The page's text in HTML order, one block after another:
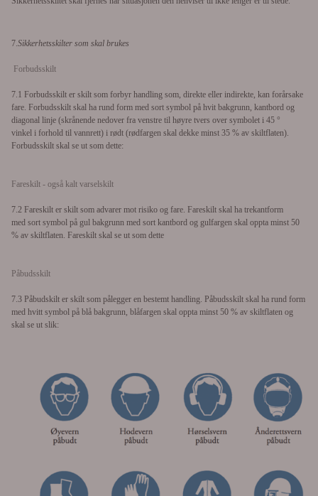
7.Sikkerhetsskilter som skal brukes
Forbudsskilt
7.1 Forbudsskilt er skilt som forbyr handling som, direkte eller indirekte, kan forårsake
fare. Forbudsskilt skal ha rund form med sort symbol på hvit bakgrunn, kantbord og
diagonal linje (skrånende nedover fra venstre til høyre tvers over symbolet i 45 °
vinkel i forhold til vannrett) i rødt (rødfargen skal dekke minst 35 % av skiltflaten).
Forbudsskilt skal se ut som dette:
Fareskilt - også kalt varselskilt
7.2 Fareskilt er skilt som advarer mot risiko og fare. Fareskilt skal ha trekantform
med sort symbol på gul bakgrunn med sort kantbord og gulfargen skal oppta minst 50
% av skiltflaten. Fareskilt skal se ut som dette
Påbudsskilt
7.3 Påbudskilt er skilt som pålegger en bestemt handling. Påbudsskilt skal ha rund form
med hvitt symbol på blå bakgrunn, blåfargen skal oppta minst 50 % av skiltflaten og
skal se ut slik: